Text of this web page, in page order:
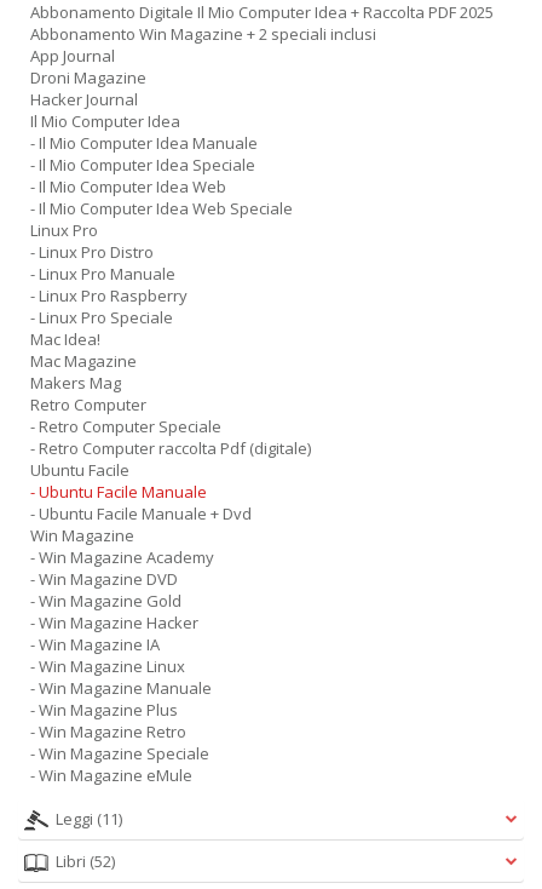
Abbonamento Digitale Il Mio Computer Idea + Raccolta PDF 2025
Abbonamento Win Magazine + 2 speciali inclusi
App Journal
Droni Magazine
Hacker Journal
Il Mio Computer Idea
- Il Mio Computer Idea Manuale
- Il Mio Computer Idea Speciale
- Il Mio Computer Idea Web
- Il Mio Computer Idea Web Speciale
Linux Pro
- Linux Pro Distro
- Linux Pro Manuale
- Linux Pro Raspberry
- Linux Pro Speciale
Mac Idea!
Mac Magazine
Makers Mag
Retro Computer
- Retro Computer Speciale
- Retro Computer raccolta Pdf (digitale)
Ubuntu Facile
- Ubuntu Facile Manuale
- Ubuntu Facile Manuale + Dvd
Win Magazine
- Win Magazine Academy
- Win Magazine DVD
- Win Magazine Gold
- Win Magazine Hacker
- Win Magazine IA
- Win Magazine Linux
- Win Magazine Manuale
- Win Magazine Plus
- Win Magazine Retro
- Win Magazine Speciale
- Win Magazine eMule
Leggi (11)
Libri (52)